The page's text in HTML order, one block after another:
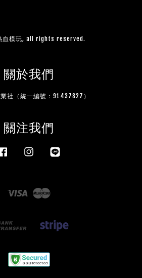
血模玩, all rights reserved.
關於我們
社（統一編號：91437827）
關注我們
Facebook Instagram
Visa